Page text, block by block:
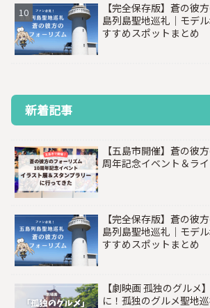
【完全保存版】蒼の彼
島列島聖地巡礼｜モデ
すすめスポットまとめ
新着記事
【五島市開催】蒼の彼
周年記念イベント＆ラ
【完全保存版】蒼の彼
島列島聖地巡礼｜モデ
すすめスポットまとめ
【劇映画 孤独のグルメ
に！孤独のグルメ聖地